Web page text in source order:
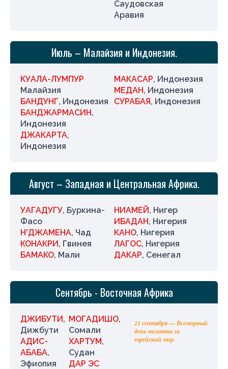
Саудовская
Аравия
Июль – Малайзия и Индонезия.
КУАЛА-ЛУМПУР
Малайзия
БАНДУНГ, Индонезия
БАНДЖАРМАСИН,
Индонезия
ДЖАКАРТА,
Индонезия
МАКАСАР, Индонезия
МЕДАН, Индонезия
СУРАБАЯ, Индонезия
Август – Западная и Центральная Африка.
УАГАДУГУ, Буркина-
Фасо
Н'ДЖАМЕНА, Чад
КОНАКРИ, Гвинея
БАМАКО, Мали
НИАМЕЙ, Нигер
ИБАДАН, Нигерия
КАНО, Нигерия
ЛАГОС, Нигерия
ДАКАР, Сенегал
Сентябрь - Восточная Африка
ДЖИБУТИ,
Дижбути
АДИС-
АБАБА,
Эфиопия
МОГАДИШО,
Сомали
ХАРТУМ,
Судан
ДАР ЭС
21 сентября — Всемирный
день молитвы за
еврейский мир.